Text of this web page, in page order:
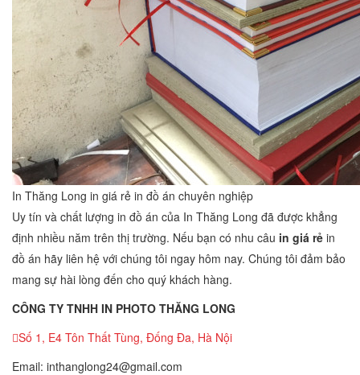
In Thăng Long in giá rẻ in đồ án chuyên nghiệp
Uy tín và chất lượng in đồ án của In Thăng Long đã được khẳng
định nhiều năm trên thị trường. Nếu bạn có nhu câu in giá rẻ in
đồ án hãy liên hệ với chúng tôi ngay hôm nay. Chúng tôi đảm bảo
mang sự hài lòng đến cho quý khách hàng.
CÔNG TY TNHH IN PHOTO THĂNG LONG
Số 1, E4 Tôn Thất Tùng, Đống Đa, Hà Nội
Email: inthanglong24@gmail.com